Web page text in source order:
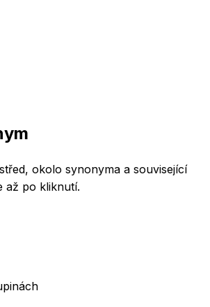
okolo synonyma a související
až po kliknutí.